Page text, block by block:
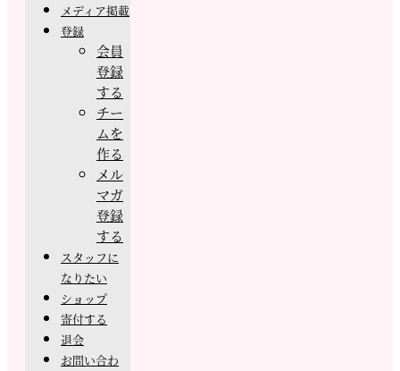
メディア掲載
登録
会員
登録
する
チー
ムを
作る
メル
マガ
登録
する
スタッフに
なりたい
ショップ
寄付する
退会
お問い合わ